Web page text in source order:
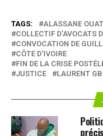
TAGS:
ALASSANE
COLLECTIF D'AVOCATS
CONVOCATION DE
CÔTE D'IVOIRE
FIN DE LA CRISE
JUSTICE
LAURENT